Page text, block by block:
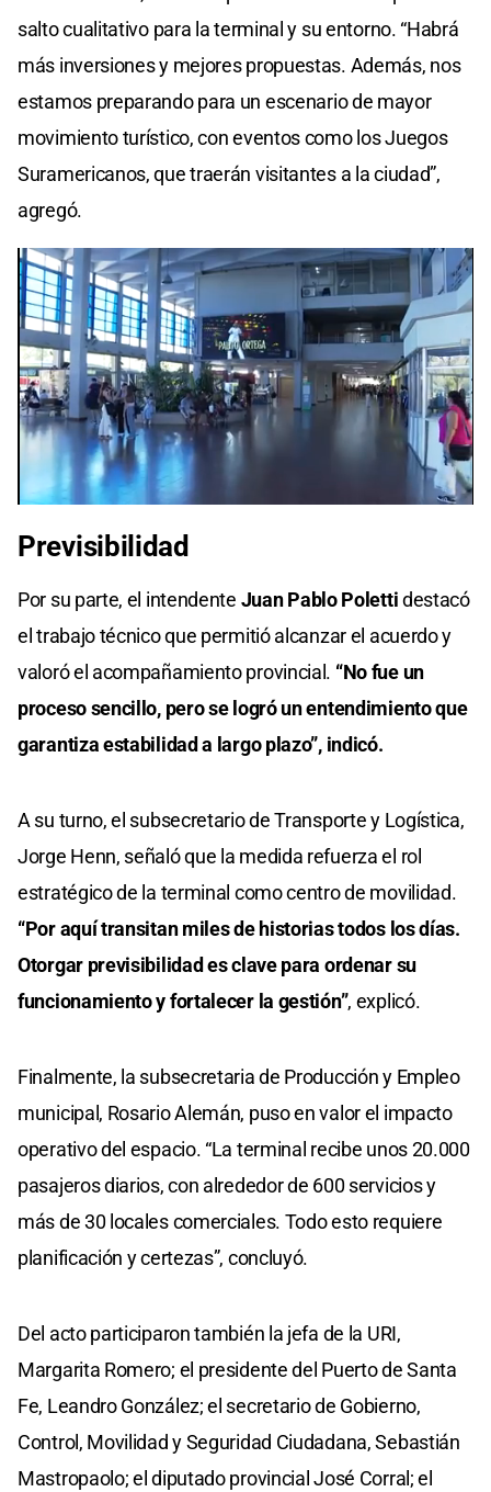
salto cualitativo para la terminal y su entorno. “Habrá
más inversiones y mejores propuestas. Además, nos
estamos preparando para un escenario de mayor
movimiento turístico, con eventos como los Juegos
Suramericanos, que traerán visitantes a la ciudad”,
agregó.
Previsibilidad
Por su parte, el intendente Juan Pablo Polettidestacó
el trabajo técnico que permitió alcanzar el acuerdo y
valoró el acompañamiento provincial. “No fue un
proceso sencillo, pero se logró un entendimiento que
garantiza estabilidad a largo plazo”, indicó.
A su turno, el subsecretario de Transporte y Logística,
Jorge Henn, señaló que la medida refuerza el rol
estratégico de la terminal como centro de movilidad.
“Por aquí transitan miles de historias todos los días.
Otorgar previsibilidad es clave para ordenar su
funcionamiento y fortalecer la gestión”, explicó.
Finalmente, la subsecretaria de Producción y Empleo
municipal, Rosario Alemán, puso en valor el impacto
operativo del espacio. “La terminal recibe unos 20.000
pasajeros diarios, con alrededor de 600 servicios y
más de 30 locales comerciales. Todo esto requiere
planificación y certezas”, concluyó.
Del acto participaron también la jefa de la URI,
Margarita Romero; el presidente del Puerto de Santa
Fe, Leandro González; el secretario de Gobierno,
Control, Movilidad y Seguridad Ciudadana, Sebastián
Mastropaolo; el diputado provincial José Corral; el